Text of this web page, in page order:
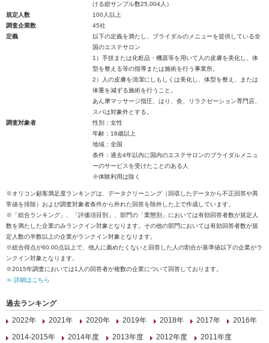
ける総サンプル数25,004人）
規定人数
100人以上
調査企業数
45社
定義
以下の定義を満たし、ブライダルのメニューを提供している全
国のエステサロン
1）手技または化粧品・機器等を用いて人の皮膚を美化し、体
型を整える等の指導または施術を行う事業所。
2）人の皮膚を清潔にしもしくは美化し、体型を整え、または
体重を減ずる施術を行うこと。
あん摩マッサージ指圧、はり、灸、リラクゼーション専門店、
スパは対象外とする。
調査対象者
性別：女性
年齢：18歳以上
地域：全国
条件：過去4年以内に国内のエステサロンのブライダルメニュ
ーのサービスを受けたことのある人
※体験利用は除く
※オリコン顧客満足度ランキングは、データクリーニング（回収したデータから不正回答や異
常値を排除）および調査対象者条件から外れた回答を除外した上で作成しています。
※「総合ランキング」、「評価項目別」、部門の「業態別」においては有効回答者数が規定人
数を満たした企業のみランクイン対象となります。その他の部門においては有効回答者数が規
定人数の半数以上の企業がランクイン対象となります。
※総合得点が60.00点以上で、他人に薦めたくないと回答した人の割合が基準値以下の企業がラ
ンクイン対象となります。
※2015年調査においては1人の回答者が複数の企業について回答しております。
≫ 詳細はこちら
過去ランキング
2022年
2021年 2020年 2019年 2018年 2017年
2016年
2014-2015年
2014年度 2013年度 2012年度
2011年度